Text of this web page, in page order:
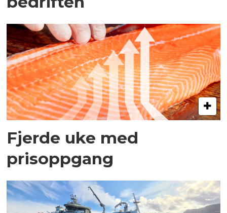
Fjerde uke med
prisoppgang